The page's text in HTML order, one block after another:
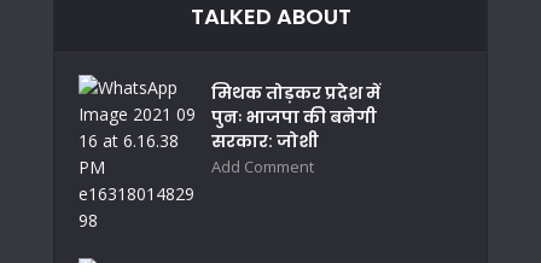
TALKED ABOUT
मिथक तोड़कर प्रदेश में
पुनः भाजपा की बनेगी
सरकार: जोशी
Add Comment